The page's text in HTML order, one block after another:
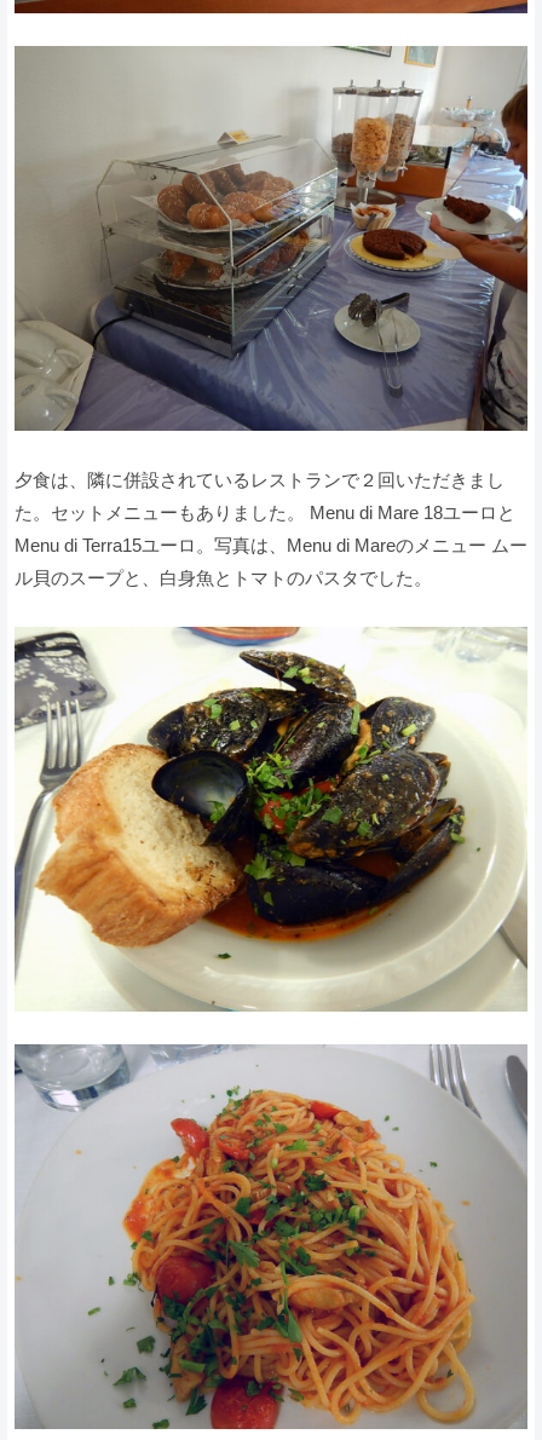
夕食は、隣に併設されているレストランで２回いただきまし
た。セットメニューもありました。 Menu di Mare 18ユーロと
Menu di Terra15ユーロ。写真は、Menu di Mareのメニュー ムー
ル貝のスープと、白身魚とトマトのパスタでした。